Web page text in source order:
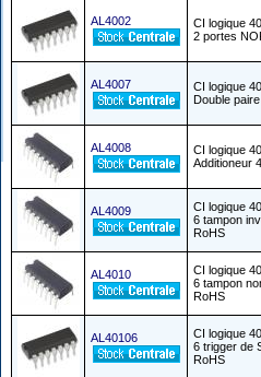
AL4002
CI logique
2 portes
AL4007
CI logique
Double
AL4008
CI logique
Additioneur
AL4009
CI logique
6 tampon
RoHS
AL4010
CI logique
6 tampon
RoHS
AL40106
CI logique
6 trigger de
RoHS